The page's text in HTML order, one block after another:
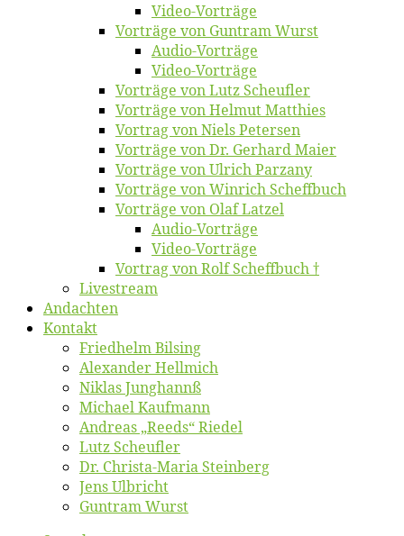
Vi­deo-Vor­trä­ge
Vor­trä­ge von Gun­tram Wurst
Au­dio-Vor­trä­ge
Vi­deo-Vor­trä­ge
Vor­trä­ge von Lutz Scheufler
Vor­trä­ge von Hel­mut Matthies
Vor­trag von Niels Petersen
Vor­trä­ge von Dr. Ger­hard Maier
Vor­trä­ge von Ul­rich Parzany
Vor­trä­ge von Win­rich Scheffbuch
Vor­trä­ge von Olaf Latzel
Au­dio-Vor­trä­ge
Vi­deo-Vor­trä­ge
Vor­trag von Rolf Scheffbuch †
Live­stream
An­dach­ten
Kon­takt
Fried­helm Bilsing
Alex­an­der Hellmich
Ni­klas Junghannß
Mi­cha­el Kaufmann
An­dre­as „Reeds“ Riedel
Lutz Scheuf­ler
Dr. Chris­­ta-Ma­ria Steinberg
Jens Ulb­richt
Gun­tram Wurst